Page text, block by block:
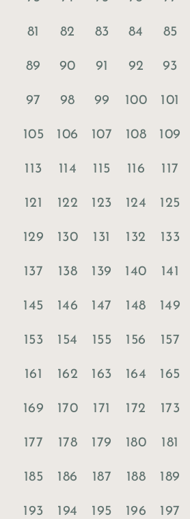
81 82 83 84 85
89 90 91 92 93
97 98 99 100 101
105 106 107 108 109
113 114 115 116 117
121 122 123 124 125
129 130 131 132 133
137 138 139 140 141
145 146 147 148 149
153 154 155 156 157
161 162 163 164 165
169 170 171 172 173
177 178 179 180 181
185 186 187 188 189
193 194 195 196 197